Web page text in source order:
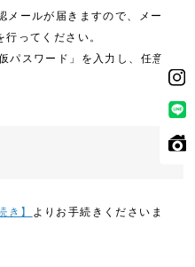
ールが届きますので、メー
ってください。
スワード」を入力し、任意
き】 よりお手続きくださいま